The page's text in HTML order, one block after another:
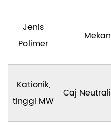
Jenis
Polimer
Kationik,
tinggi MW
Caj